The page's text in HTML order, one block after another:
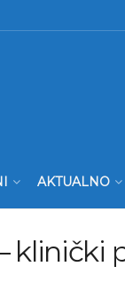
AKTUALNO
klinički